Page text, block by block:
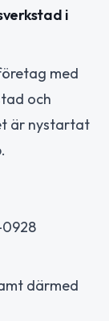
i
med
och
är nystartat
0928
därmed